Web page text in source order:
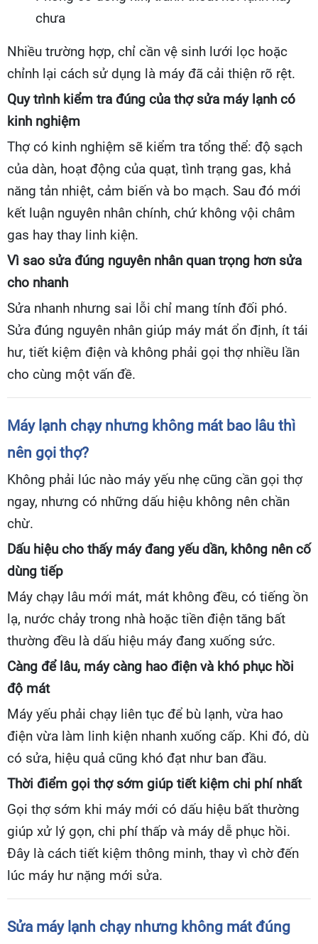
chưa
Nhiều trường hợp, chỉ cần vệ sinh lưới lọc hoặc
chỉnh lại cách sử dụng là máy đã cải thiện rõ rệt.
Quy trình kiểm tra đúng của thợ sửa máy lạnh có
kinh nghiệm
Thợ có kinh nghiệm sẽ kiểm tra tổng thể: độ sạch
của dàn, hoạt động của quạt, tình trạng gas, khả
năng tản nhiệt, cảm biến và bo mạch. Sau đó mới
kết luận nguyên nhân chính, chứ không vội châm
gas hay thay linh kiện.
Vì sao sửa đúng nguyên nhân quan trọng hơn sửa
cho nhanh
Sửa nhanh nhưng sai lỗi chỉ mang tính đối phó.
Sửa đúng nguyên nhân giúp máy mát ổn định, ít tái
hư, tiết kiệm điện và không phải gọi thợ nhiều lần
cho cùng một vấn đề.
Máy lạnh chạy nhưng không mát bao lâu thì
nên gọi thợ?
Không phải lúc nào máy yếu nhẹ cũng cần gọi thợ
ngay, nhưng có những dấu hiệu không nên chần
chừ.
Dấu hiệu cho thấy máy đang yếu dần, không nên cố
dùng tiếp
Máy chạy lâu mới mát, mát không đều, có tiếng ồn
lạ, nước chảy trong nhà hoặc tiền điện tăng bất
thường đều là dấu hiệu máy đang xuống sức.
Càng để lâu, máy càng hao điện và khó phục hồi
độ mát
Máy yếu phải chạy liên tục để bù lạnh, vừa hao
điện vừa làm linh kiện nhanh xuống cấp. Khi đó, dù
có sửa, hiệu quả cũng khó đạt như ban đầu.
Thời điểm gọi thợ sớm giúp tiết kiệm chi phí nhất
Gọi thợ sớm khi máy mới có dấu hiệu bất thường
giúp xử lý gọn, chi phí thấp và máy dễ phục hồi.
Đây là cách tiết kiệm thông minh, thay vì chờ đến
lúc máy hư nặng mới sửa.
Sửa máy lạnh chạy nhưng không mát đúng